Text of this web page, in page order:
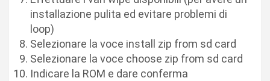
installazione pulita ed evitare problemi di
loop)
Selezionare la voce install zip from sd card
Selezionare la voce choose zip from sd card
Indicare la ROM e dare conferma